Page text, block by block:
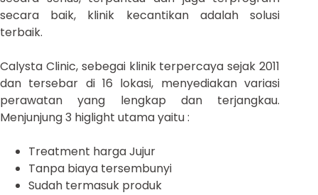
secara baik, klinik kecantikan adalah solusi
terbaik.
Calysta Clinic, sebegai klinik terpercaya sejak 2011
dan tersebar di 16 lokasi, menyediakan variasi
perawatan yang lengkap dan terjangkau.
Menjunjung 3 higlight utama yaitu :
Treatment harga Jujur
Tanpa biaya tersembunyi
Sudah termasuk produk